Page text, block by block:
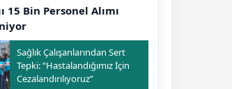
15 Bin Personel Alımı
Sağlık Çalışanlarından Sert
Tepki: “Hastalandığımız İçin
Cezalandırılıyoruz”